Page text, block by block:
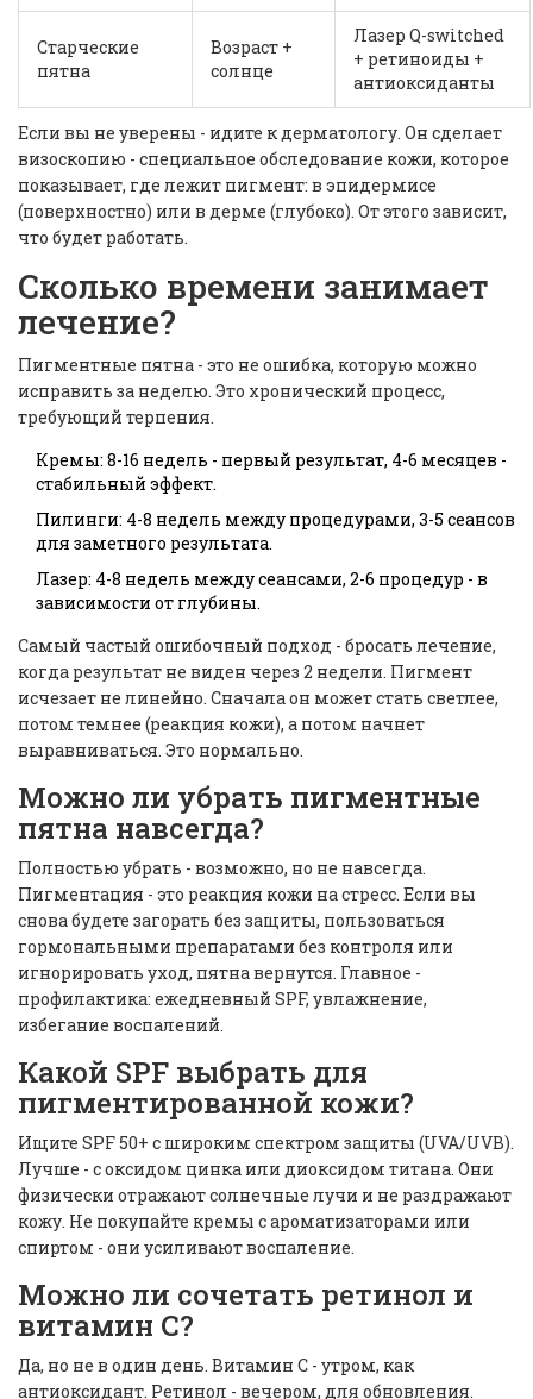
Старческие
пятна
Возраст +
солнце
Лазер Q-switched
+ ретиноиды +
антиоксиданты
Если вы не уверены - идите к дерматологу. Он сделает
визоскопию - специальное обследование кожи, которое
показывает, где лежит пигмент: в эпидермисе
(поверхностно) или в дерме (глубоко). От этого зависит,
что будет работать.
Сколько времени занимает
лечение?
Пигментные пятна - это не ошибка, которую можно
исправить за неделю. Это хронический процесс,
требующий терпения.
Кремы: 8-16 недель - первый результат, 4-6 месяцев -
стабильный эффект.
Пилинги: 4-8 недель между процедурами, 3-5 сеансов
для заметного результата.
Лазер: 4-8 недель между сеансами, 2-6 процедур - в
зависимости от глубины.
Самый частый ошибочный подход - бросать лечение,
когда результат не виден через 2 недели. Пигмент
исчезает не линейно. Сначала он может стать светлее,
потом темнее (реакция кожи), а потом начнет
выравниваться. Это нормально.
Можно ли убрать пигментные
пятна навсегда?
Полностью убрать - возможно, но не навсегда.
Пигментация - это реакция кожи на стресс. Если вы
снова будете загорать без защиты, пользоваться
гормональными препаратами без контроля или
игнорировать уход, пятна вернутся. Главное -
профилактика: ежедневный SPF, увлажнение,
избегание воспалений.
Какой SPF выбрать для
пигментированной кожи?
Ищите SPF 50+ с широким спектром защиты (UVA/UVB).
Лучше - с оксидом цинка или диоксидом титана. Они
физически отражают солнечные лучи и не раздражают
кожу. Не покупайте кремы с ароматизаторами или
спиртом - они усиливают воспаление.
Можно ли сочетать ретинол и
витамин С?
Да, но не в один день. Витамин С - утром, как
антиоксидант. Ретинол - вечером, для обновления.